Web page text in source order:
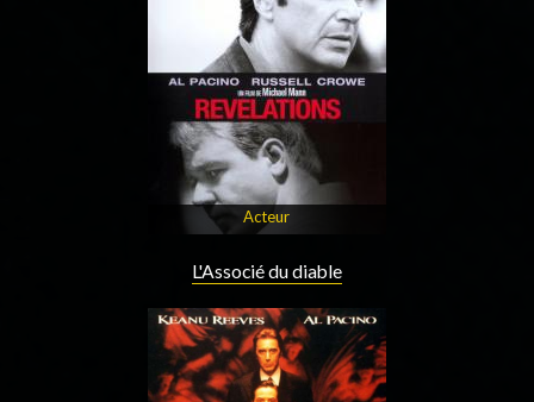
Acteur
L'Associé du diable